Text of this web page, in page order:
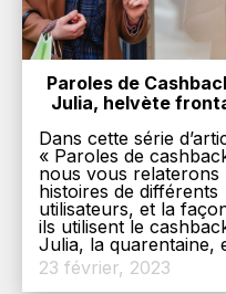
Paroles de
Julia, helvète
Dans cette série
« Paroles de
nous vous relaterons
histoires de différents
utilisateurs, et la
ils utilisent le
Julia, la quarentaine,
23 février, 2023